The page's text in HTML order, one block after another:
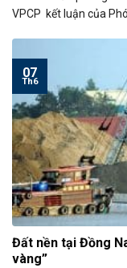
VPCP kết luận của
Đất nền tại Đồng
vàng”
07
Th6